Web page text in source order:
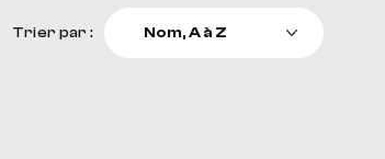
Trier par : Nom, A à Z